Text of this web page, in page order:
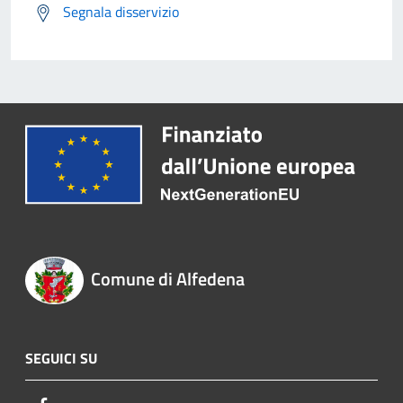
Segnala disservizio
Comune di Alfedena
SEGUICI SU